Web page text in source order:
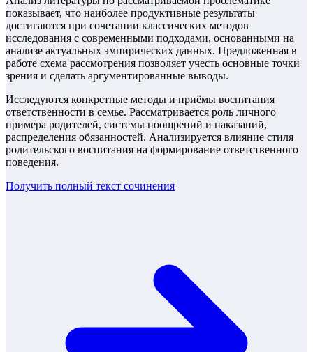
показывает, что наиболее продуктивные результаты
достигаются при сочетании классических методов
исследования с современными подходами, основанными на
анализе актуальных эмпирических данных. Предложенная в
работе схема рассмотрения позволяет учесть основные точки
зрения и сделать аргументированные выводы.
Исследуются конкретные методы и приёмы воспитания
ответственности в семье. Рассматривается роль личного
примера родителей, системы поощрений и наказаний,
распределения обязанностей. Анализируется влияние стиля
родительского воспитания на формирование ответственного
поведения.
Получить полный текст сочинения